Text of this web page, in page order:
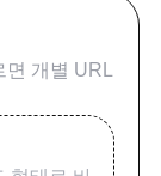
개별 URL